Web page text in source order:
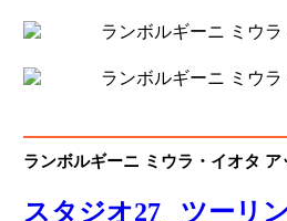
ランボルギーニ ミウラ・イオタ
スタジオ27 ツーリ